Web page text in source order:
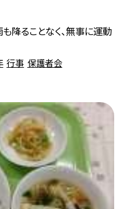
も降ることなく、無事に運動
行事 保護者会